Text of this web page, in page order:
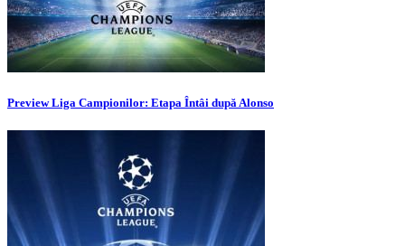
Preview Liga Campionilor: Etapa Întâi după Alonso